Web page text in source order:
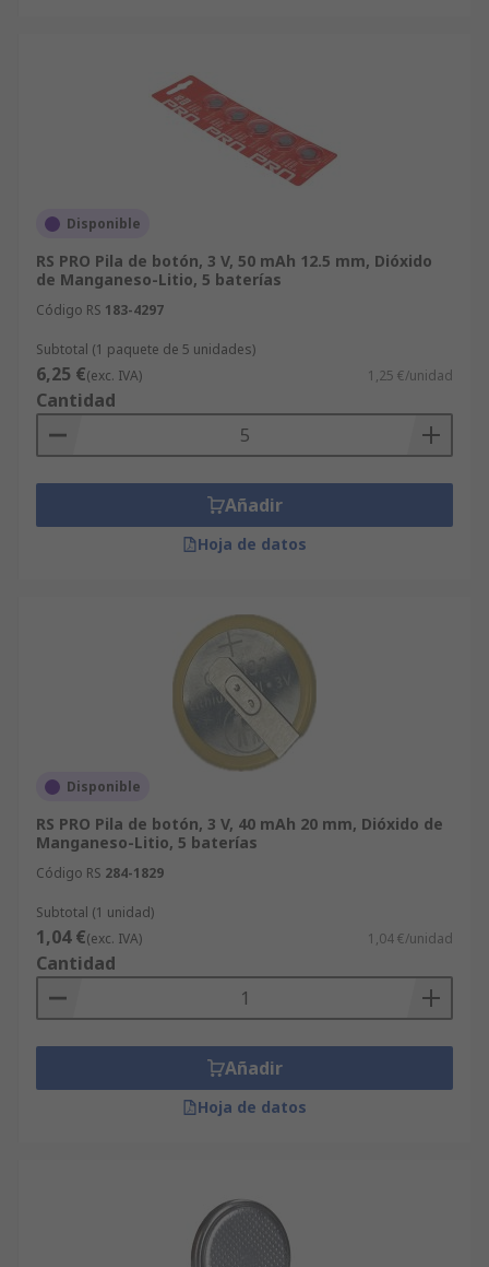
Disponible
RS PRO Pila de botón, 3 V, 50 mAh 12.5 mm, Dióxido
de Manganeso-Litio, 5 baterías
Código RS 183-4297
Subtotal (1 paquete de 5 unidades)
6,25 €(exc. IVA) 1,25 €/unidad
Cantidad
Añadir
Hoja de datos
Disponible
RS PRO Pila de botón, 3 V, 40 mAh 20 mm, Dióxido de
Manganeso-Litio, 5 baterías
Código RS 284-1829
Subtotal (1 unidad)
1,04 €(exc. IVA) 1,04 €/unidad
Cantidad
Añadir
Hoja de datos